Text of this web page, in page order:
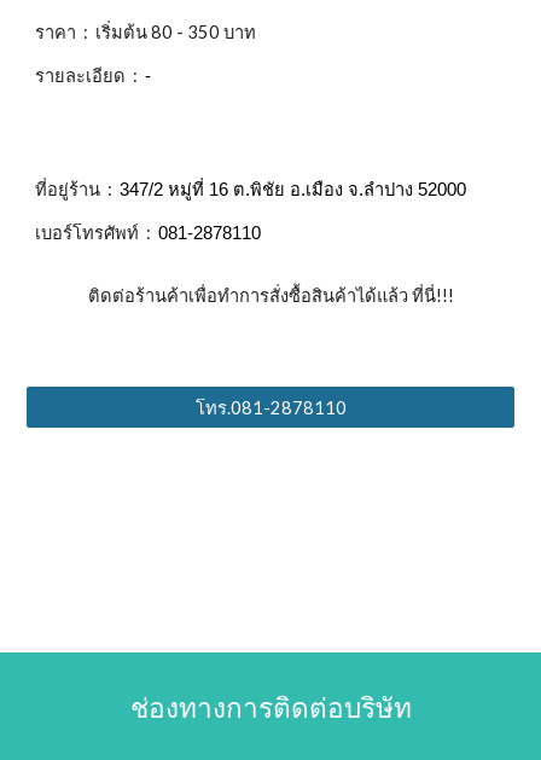
ราคา : เริ่มต้น80 - 350 บาท
รายละเอียด :-
ที่อยู่ร้าน :347/2 หมู่ที่ 16 ต.พิชัย อ.เมือง จ.ลำปาง 52000
เบอร์โทรศัพท์ :081-2878110
ติดต่อร้านค้าเพื่อทำการสั่งซื้อสินค้าได้แล้ว ที่นี่!!!
โทร.081-2878110
ช่องทางการติดต่อบริษัท